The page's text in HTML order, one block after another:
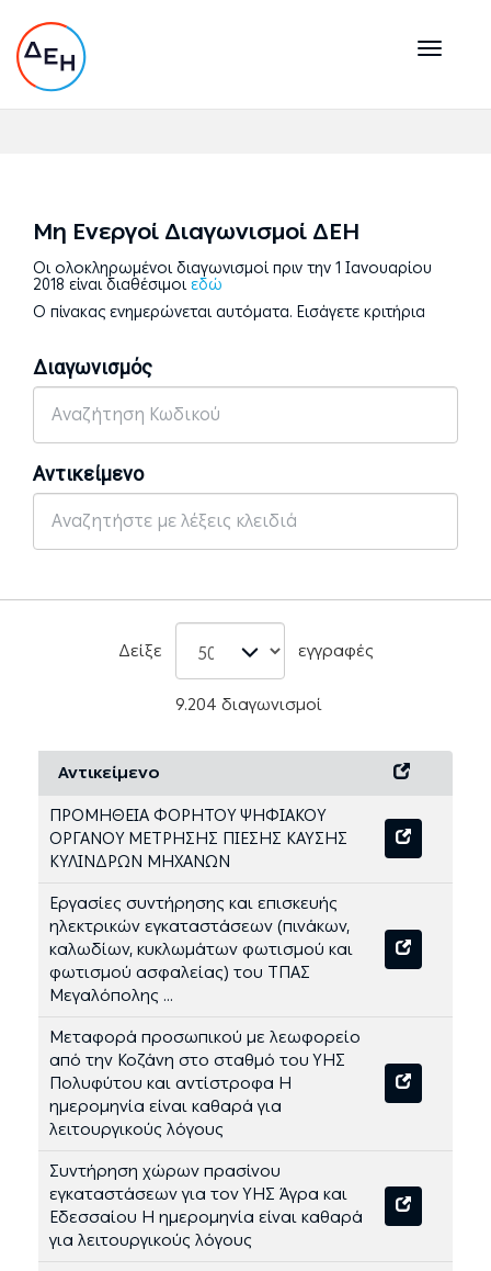
Μη Ενεργοί Διαγωνισμοί ΔΕΗ
Οι ολοκληρωμένοι διαγωνισμοί πριν την 1 Ιανουαρίου
2018 είναι διαθέσιμοιεδώ
Ο πίνακας ενημερώνεται αυτόματα. Εισάγετε κριτήρια
Διαγωνισμός
Αντικείμενο
Δείξε εγγραφές
9.204 διαγωνισμοί
Αντικείμενο
ΠΡΟΜΗΘΕΙΑ ΦΟΡΗΤΟΥ ΨΗΦΙΑΚΟΥ
ΟΡΓΑΝΟΥ ΜΕΤΡΗΣΗΣ ΠΙΕΣΗΣ ΚΑΥΣΗΣ
ΚΥΛΙΝΔΡΩΝ ΜΗΧΑΝΩΝ
Εργασίες συντήρησης και επισκευής
ηλεκτρικών εγκαταστάσεων (πινάκων,
καλωδίων, κυκλωμάτων φωτισμού και
φωτισμού ασφαλείας) του ΤΠΑΣ
Μεγαλόπολης ...
Μεταφορά προσωπικού με λεωφορείο
από την Κοζάνη στο σταθμό του ΥΗΣ
Πολυφύτου και αντίστροφα Η
ημερομηνία είναι καθαρά για
λειτουργικούς λόγους
Συντήρηση χώρων πρασίνου
εγκαταστάσεων για τον ΥΗΣ Άγρα και
Εδεσσαίου Η ημερομηνία είναι καθαρά
για λειτουργικούς λόγους